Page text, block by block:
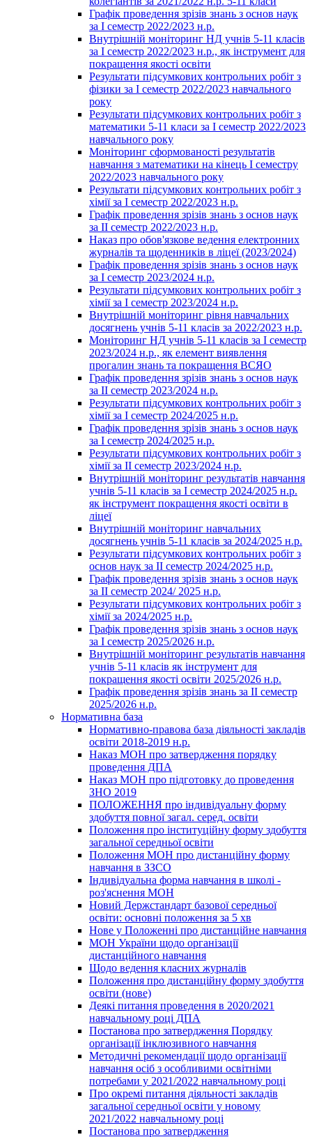
Графік проведення зрізів знань з основ наук
за І семестр 2022/2023 н.р.
Внутрішній моніторинг НД учнів 5-11 класів
за І семестр 2022/2023 н.р., як інструмент для
покращення якості освіти
Результати підсумкових контрольних робіт з
фізики за І семестр 2022/2023 навчального
року
Результати підсумкових контрольних робіт з
математики 5-11 класи за І семестр 2022/2023
навчального року
Моніторинг сформованості результатів
навчання з математики на кінець І семестру
2022/2023 навчального року
Результати підсумкових контрольних робіт з
хімії за І семестр 2022/2023 н.р.
Графік проведення зрізів знань з основ наук
за ІІ семестр 2022/2023 н.р.
Наказ про обов'язкове ведення електронних
журналів та щоденників в ліцеї (2023/2024)
Графік проведення зрізів знань з основ наук
за І семестр 2023/2024 н.р.
Результати підсумкових контрольних робіт з
хімії за І семестр 2023/2024 н.р.
Внутрішній моніторинг рівня навчальних
досягнень учнів 5-11 класів за 2022/2023 н.р.
Моніторинг НД учнів 5-11 класів за І семестр
2023/2024 н.р., як елемент виявлення
прогалин знань та покращення ВСЯО
Графік проведення зрізів знань з основ наук
за ІІ семестр 2023/2024 н.р.
Результати підсумкових контрольних робіт з
хімії за І семестр 2024/2025 н.р.
Графік проведення зрізів знань з основ наук
за І семестр 2024/2025 н.р.
Результати підсумкових контрольних робіт з
хімії за ІІ семестр 2023/2024 н.р.
Внутрішній моніторинг результатів навчання
учнів 5-11 класів за І семестр 2024/2025 н.р.
як інструмент покращення якості освіти в
ліцеї
Внутрішній моніторинг навчальних
досягнень учнів 5-11 класів за 2024/2025 н.р.
Результати підсумкових контрольних робіт з
основ наук за ІІ семестр 2024/2025 н.р.
Графік проведення зрізів знань з основ наук
за ІІ семестр 2024/ 2025 н.р.
Результати підсумкових контрольних робіт з
хімії за 2024/2025 н.р.
Графік проведення зрізів знань з основ наук
за І семестр 2025/2026 н.р.
Внутрішній моніторинг результатів навчання
учнів 5-11 класів як інструмент для
покращення якості освіти 2025/2026 н.р.
Графік проведення зрізів знань за ІІ семестр
2025/2026 н.р.
Нормативна база
Нормативно-правова база діяльності закладів
освіти 2018-2019 н.р.
Наказ МОН про затвердження порядку
проведення ДПА
Наказ МОН про підготовку до проведення
ЗНО 2019
ПОЛОЖЕННЯ про індивідуальну форму
здобуття повної загал. серед. освіти
Положення про інституційну форму здобуття
загальної середньої освіти
Положення МОН про дистанційну форму
навчання в ЗЗСО
Індивідуальна форма навчання в школі -
роз'яснення МОН
Новий Держстандарт базової середньої
освіти: основні положення за 5 хв
Нове у Положенні про дистанційне навчання
МОН України щодо організації
дистанційного навчання
Щодо ведення класних журналів
Положення про дистанційну форму здобуття
освіти (нове)
Деякі питання проведення в 2020/2021
навчальному році ДПА
Постанова про затвердження Порядку
організації інклюзивного навчання
Методичні рекомендації щодо організації
навчання осіб з особливими освітніми
потребами у 2021/2022 навчальному році
Про окремі питання діяльності закладів
загальної середньої освіти у новому
2021/2022 навчальному році
Постанова про затвердження